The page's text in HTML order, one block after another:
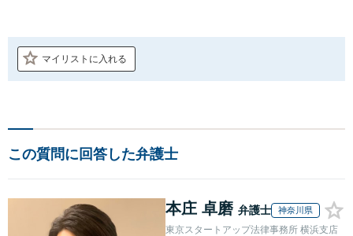
マイリストに入れる
この質問に回答した弁護士
本庄 卓磨 弁護士 神奈川県
東京スタートアップ法律事務所 横浜支店